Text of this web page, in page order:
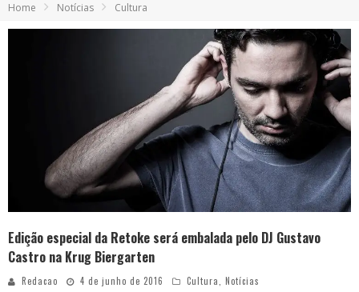
Selo Moda Music confirma Bel Costa no palco Talentos da Terra do Pedro Leopoldo Rodeio Show
Após sair da KondZilla, DJ Danny Albuquerque inicia nova fase
Home Notícias Cultura
Edição especial da Retoke será embalada pelo DJ Gustavo
Castro na Krug Biergarten
Redacao 4 de junho de 2016 Cultura Notícias